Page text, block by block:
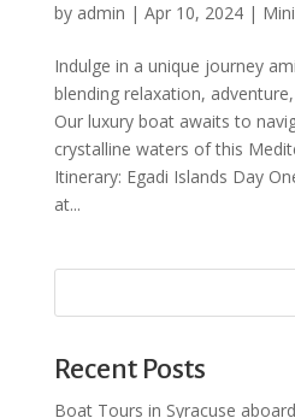
by admin | Apr 10, 2024|
Indulge in a unique journey
blending relaxation,
Our luxury boat awaits to
crystalline waters of this
Itinerary: Egadi Islands Day
at...
Recent Posts
Boat Tours in Syracuse